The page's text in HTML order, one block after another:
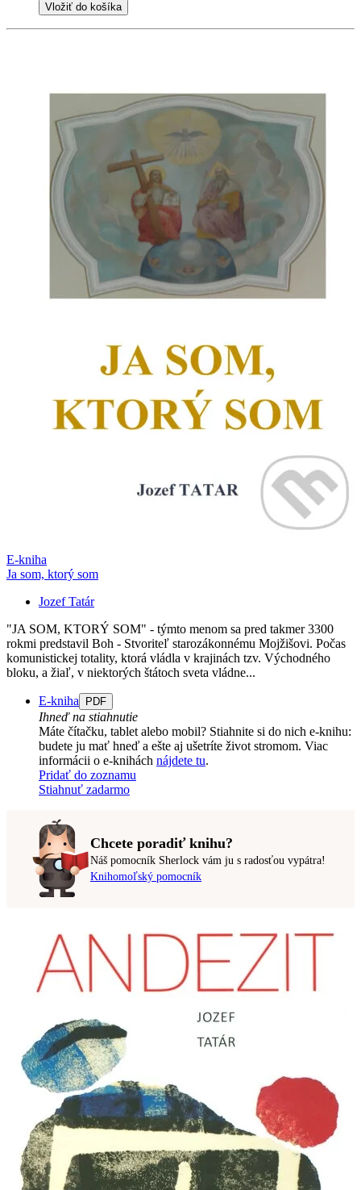
Vložiť do košíka
E-kniha
Ja som, ktorý som
Jozef Tatár
"JA SOM, KTORÝ SOM" - týmto menom sa pred takmer 3300
rokmi predstavil Boh - Stvoriteľ starozákonnému Mojžišovi. Počas
komunistickej totality, ktorá vládla v krajinách tzv. Východného
bloku, a žiaľ, v niektorých štátoch sveta vládne...
E-kniha PDF
Ihneď na stiahnutie
Máte čítačku, tablet alebo mobil? Stiahnite si do nich e-knihu:
budete ju mať hneď a ešte aj ušetríte život stromom. Viac
informácii o e-knihách nájdete tu.
Pridať do zoznamu
Stiahnuť zadarmo
Chcete poradiť knihu?
Náš pomocník Sherlock vám ju s radosťou vypátra!
Knihomoľský pomocník